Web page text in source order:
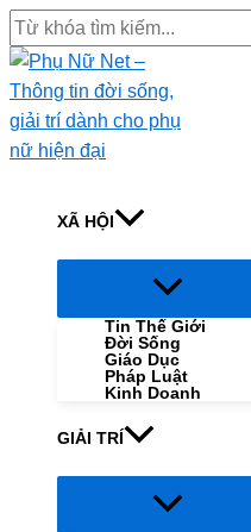
Skip
to
content
Từ
khóa
tìm
kiếm...
XÃ HỘI
Menu
Tin Thế Giới
Đời Sống
Giáo Dục
Pháp Luật
Kinh Doanh
GIẢI TRÍ
Menu